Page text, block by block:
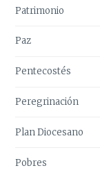
Patrimonio
Paz
Pentecostés
Peregrinación
Plan Diocesano
Pobres